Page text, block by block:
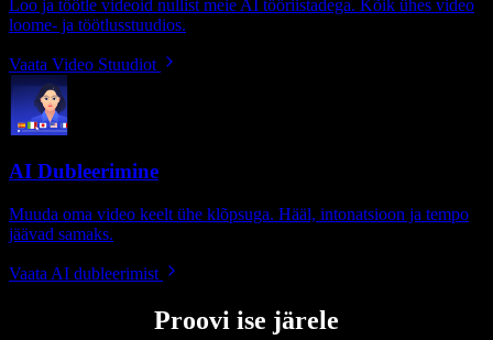
Loo ja töötle videoid nullist meie AI tööriistadega. Kõik ühes video
loome- ja töötlusstuudios.
Vaata Video Stuudiot
AI Dubleerimine
Muuda oma video keelt ühe klõpsuga. Hääl, intonatsioon ja tempo
jäävad samaks.
Vaata AI dubleerimist
Proovi ise järele